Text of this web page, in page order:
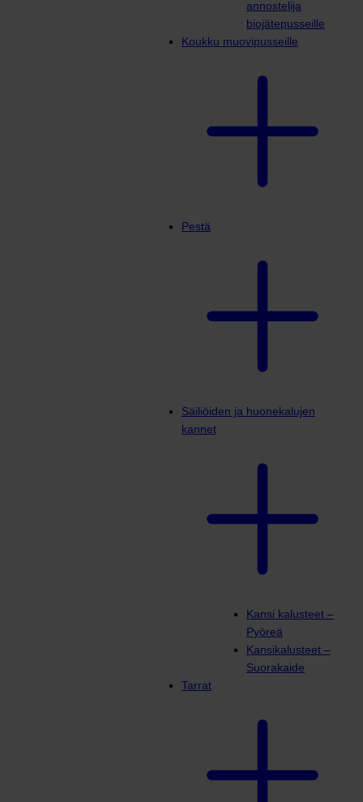
annostelija
biojätepusseille
Koukku muovipusseille
Pestä
Säiliöiden ja huonekalujen
kannet
Kansi kalusteet –
Pyöreä
Kansikalusteet –
Suorakaide
Tarrat